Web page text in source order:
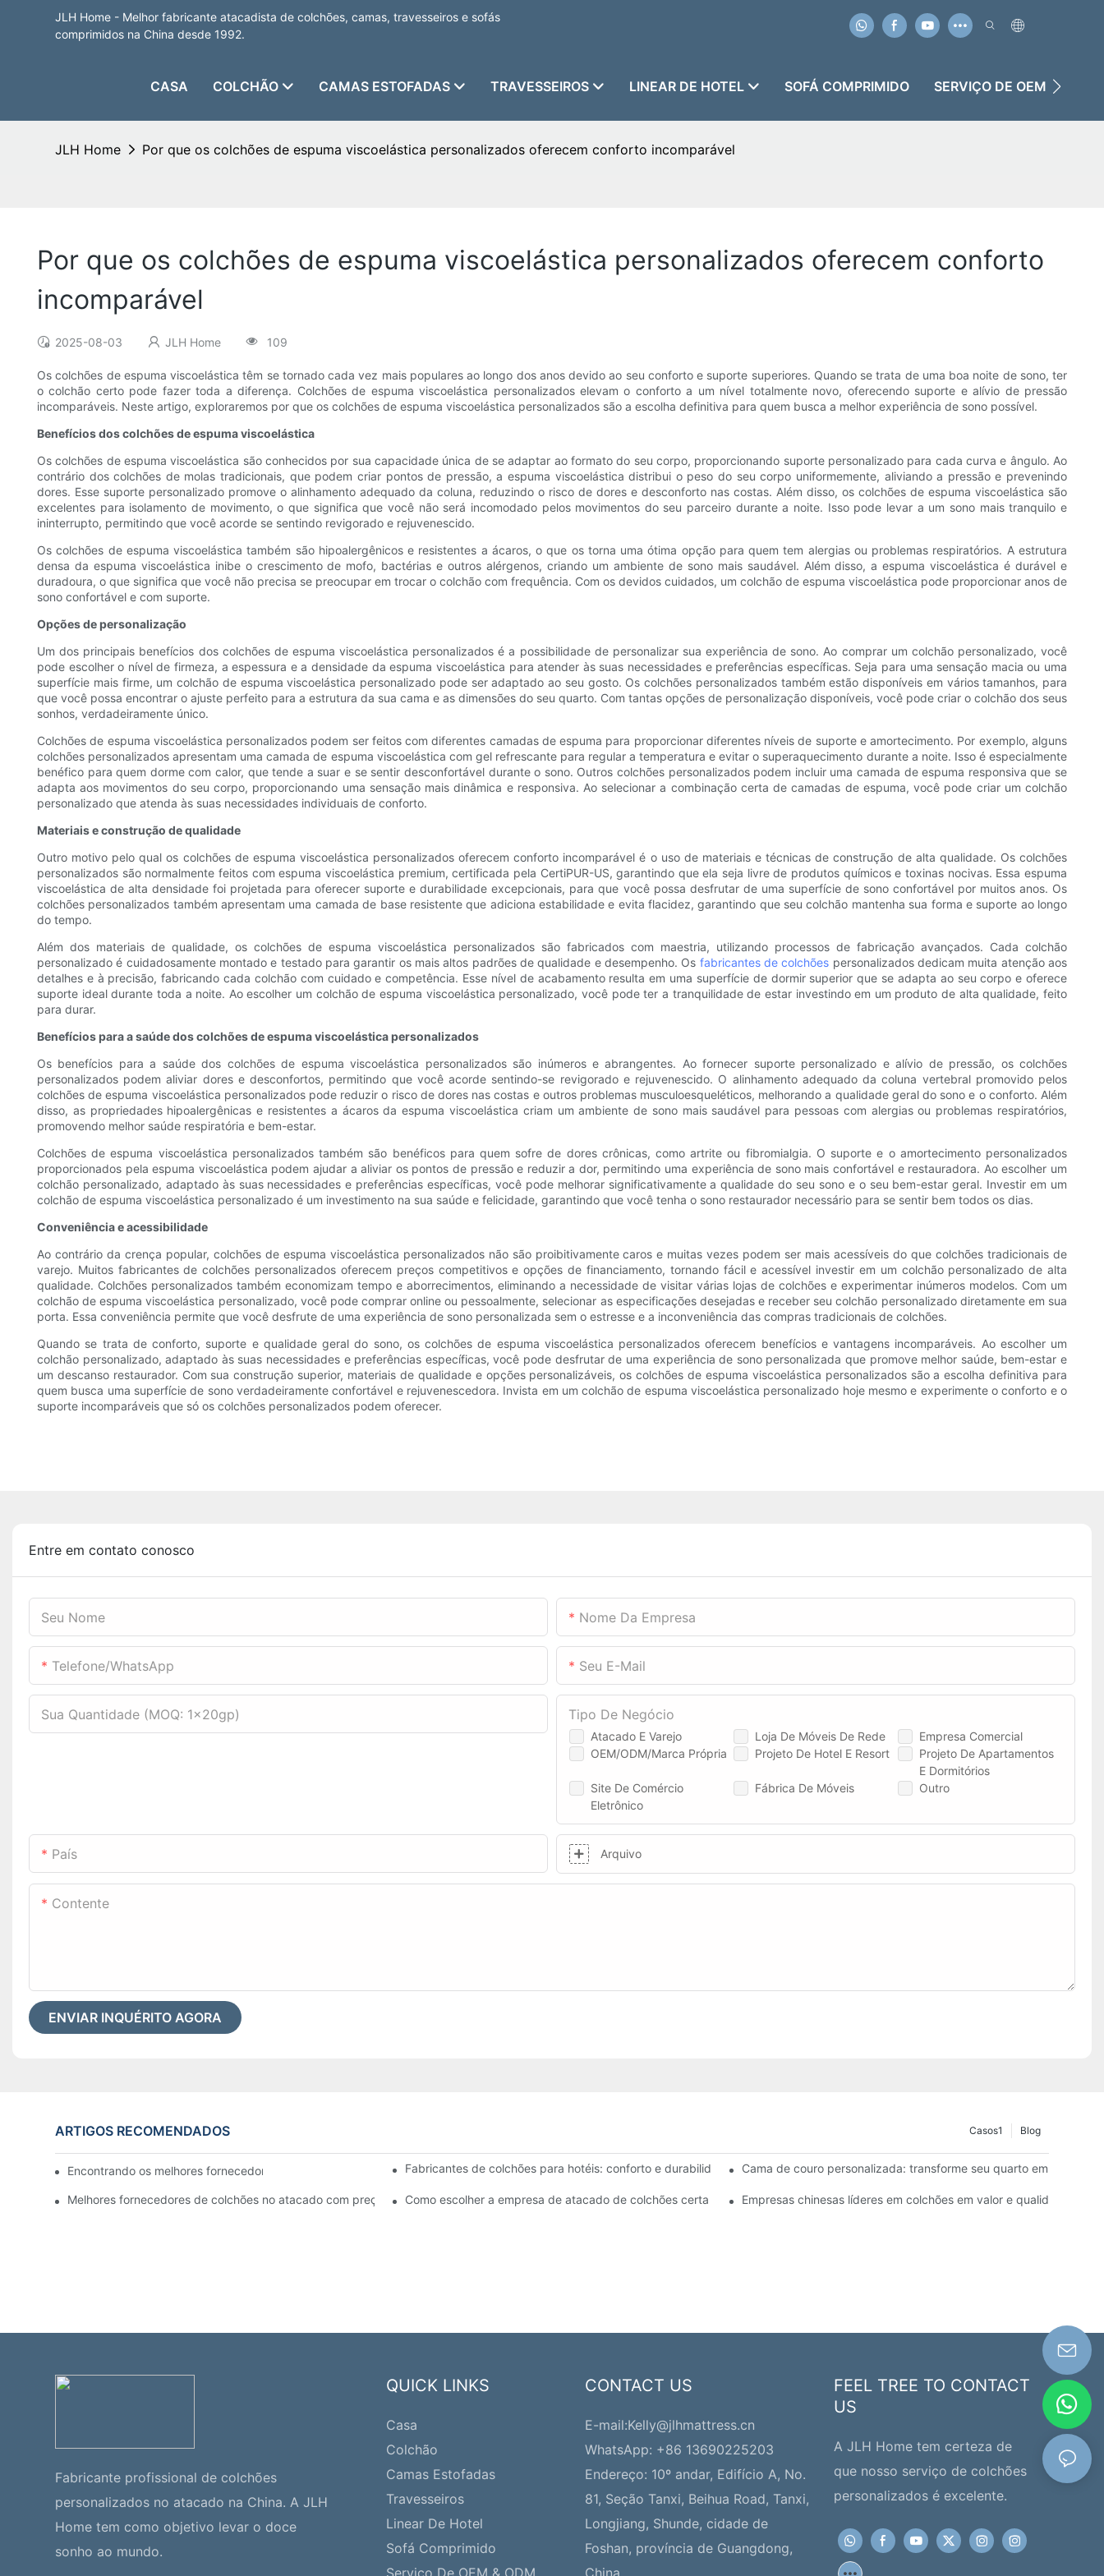
JLH Home - Melhor fabricante atacadista de colchões, camas, travesseiros e sofás
comprimidos na China desde 1992.
CASA COLCHÃO CAMAS ESTOFADAS TRAVESSEIROS LINEAR DE HOTEL SOFÁ COMPRIMIDO SERVIÇO DE OEM & ODM
JLH Home Por que os colchões de espuma viscoelástica personalizados oferecem conforto incomparável
Por que os colchões de espuma viscoelástica personalizados oferecem conforto
incomparável
2025-08-03 JLH Home 109
Os colchões de espuma viscoelástica têm se tornado cada vez mais populares ao longo dos anos devido ao seu conforto e suporte superiores. Quando se trata de uma boa noite de sono, ter
o colchão certo pode fazer toda a diferença. Colchões de espuma viscoelástica personalizados elevam o conforto a um nível totalmente novo, oferecendo suporte e alívio de pressão
incomparáveis. Neste artigo, exploraremos por que os colchões de espuma viscoelástica personalizados são a escolha definitiva para quem busca a melhor experiência de sono possível.
Benefícios dos colchões de espuma viscoelástica
Os colchões de espuma viscoelástica são conhecidos por sua capacidade única de se adaptar ao formato do seu corpo, proporcionando suporte personalizado para cada curva e ângulo. Ao
contrário dos colchões de molas tradicionais, que podem criar pontos de pressão, a espuma viscoelástica distribui o peso do seu corpo uniformemente, aliviando a pressão e prevenindo
dores. Esse suporte personalizado promove o alinhamento adequado da coluna, reduzindo o risco de dores e desconforto nas costas. Além disso, os colchões de espuma viscoelástica são
excelentes para isolamento de movimento, o que significa que você não será incomodado pelos movimentos do seu parceiro durante a noite. Isso pode levar a um sono mais tranquilo e
ininterrupto, permitindo que você acorde se sentindo revigorado e rejuvenescido.
Os colchões de espuma viscoelástica também são hipoalergênicos e resistentes a ácaros, o que os torna uma ótima opção para quem tem alergias ou problemas respiratórios. A estrutura
densa da espuma viscoelástica inibe o crescimento de mofo, bactérias e outros alérgenos, criando um ambiente de sono mais saudável. Além disso, a espuma viscoelástica é durável e
duradoura, o que significa que você não precisa se preocupar em trocar o colchão com frequência. Com os devidos cuidados, um colchão de espuma viscoelástica pode proporcionar anos de
sono confortável e com suporte.
Opções de personalização
Um dos principais benefícios dos colchões de espuma viscoelástica personalizados é a possibilidade de personalizar sua experiência de sono. Ao comprar um colchão personalizado, você
pode escolher o nível de firmeza, a espessura e a densidade da espuma viscoelástica para atender às suas necessidades e preferências específicas. Seja para uma sensação macia ou uma
superfície mais firme, um colchão de espuma viscoelástica personalizado pode ser adaptado ao seu gosto. Os colchões personalizados também estão disponíveis em vários tamanhos, para
que você possa encontrar o ajuste perfeito para a estrutura da sua cama e as dimensões do seu quarto. Com tantas opções de personalização disponíveis, você pode criar o colchão dos seus
sonhos, verdadeiramente único.
Colchões de espuma viscoelástica personalizados podem ser feitos com diferentes camadas de espuma para proporcionar diferentes níveis de suporte e amortecimento. Por exemplo, alguns
colchões personalizados apresentam uma camada de espuma viscoelástica com gel refrescante para regular a temperatura e evitar o superaquecimento durante a noite. Isso é especialmente
benéfico para quem dorme com calor, que tende a suar e se sentir desconfortável durante o sono. Outros colchões personalizados podem incluir uma camada de espuma responsiva que se
adapta aos movimentos do seu corpo, proporcionando uma sensação mais dinâmica e responsiva. Ao selecionar a combinação certa de camadas de espuma, você pode criar um colchão
personalizado que atenda às suas necessidades individuais de conforto.
Materiais e construção de qualidade
Outro motivo pelo qual os colchões de espuma viscoelástica personalizados oferecem conforto incomparável é o uso de materiais e técnicas de construção de alta qualidade. Os colchões
personalizados são normalmente feitos com espuma viscoelástica premium, certificada pela CertiPUR-US, garantindo que ela seja livre de produtos químicos e toxinas nocivas. Essa espuma
viscoelástica de alta densidade foi projetada para oferecer suporte e durabilidade excepcionais, para que você possa desfrutar de uma superfície de sono confortável por muitos anos. Os
colchões personalizados também apresentam uma camada de base resistente que adiciona estabilidade e evita flacidez, garantindo que seu colchão mantenha sua forma e suporte ao longo
do tempo.
Além dos materiais de qualidade, os colchões de espuma viscoelástica personalizados são fabricados com maestria, utilizando processos de fabricação avançados. Cada colchão
personalizado é cuidadosamente montado e testado para garantir os mais altos padrões de qualidade e desempenho. Os fabricantes de colchões personalizados dedicam muita atenção aos
detalhes e à precisão, fabricando cada colchão com cuidado e competência. Esse nível de acabamento resulta em uma superfície de dormir superior que se adapta ao seu corpo e oferece
suporte ideal durante toda a noite. Ao escolher um colchão de espuma viscoelástica personalizado, você pode ter a tranquilidade de estar investindo em um produto de alta qualidade, feito
para durar.
Benefícios para a saúde dos colchões de espuma viscoelástica personalizados
Os benefícios para a saúde dos colchões de espuma viscoelástica personalizados são inúmeros e abrangentes. Ao fornecer suporte personalizado e alívio de pressão, os colchões
personalizados podem aliviar dores e desconfortos, permitindo que você acorde sentindo-se revigorado e rejuvenescido. O alinhamento adequado da coluna vertebral promovido pelos
colchões de espuma viscoelástica personalizados pode reduzir o risco de dores nas costas e outros problemas musculoesqueléticos, melhorando a qualidade geral do sono e o conforto. Além
disso, as propriedades hipoalergênicas e resistentes a ácaros da espuma viscoelástica criam um ambiente de sono mais saudável para pessoas com alergias ou problemas respiratórios,
promovendo melhor saúde respiratória e bem-estar.
Colchões de espuma viscoelástica personalizados também são benéficos para quem sofre de dores crônicas, como artrite ou fibromialgia. O suporte e o amortecimento personalizados
proporcionados pela espuma viscoelástica podem ajudar a aliviar os pontos de pressão e reduzir a dor, permitindo uma experiência de sono mais confortável e restauradora. Ao escolher um
colchão personalizado, adaptado às suas necessidades e preferências específicas, você pode melhorar significativamente a qualidade do seu sono e o seu bem-estar geral. Investir em um
colchão de espuma viscoelástica personalizado é um investimento na sua saúde e felicidade, garantindo que você tenha o sono restaurador necessário para se sentir bem todos os dias.
Conveniência e acessibilidade
Ao contrário da crença popular, colchões de espuma viscoelástica personalizados não são proibitivamente caros e muitas vezes podem ser mais acessíveis do que colchões tradicionais de
varejo. Muitos fabricantes de colchões personalizados oferecem preços competitivos e opções de financiamento, tornando fácil e acessível investir em um colchão personalizado de alta
qualidade. Colchões personalizados também economizam tempo e aborrecimentos, eliminando a necessidade de visitar várias lojas de colchões e experimentar inúmeros modelos. Com um
colchão de espuma viscoelástica personalizado, você pode comprar online ou pessoalmente, selecionar as especificações desejadas e receber seu colchão personalizado diretamente em sua
porta. Essa conveniência permite que você desfrute de uma experiência de sono personalizada sem o estresse e a inconveniência das compras tradicionais de colchões.
Quando se trata de conforto, suporte e qualidade geral do sono, os colchões de espuma viscoelástica personalizados oferecem benefícios e vantagens incomparáveis. Ao escolher um
colchão personalizado, adaptado às suas necessidades e preferências específicas, você pode desfrutar de uma experiência de sono personalizada que promove melhor saúde, bem-estar e
um descanso restaurador. Com sua construção superior, materiais de qualidade e opções personalizáveis, os colchões de espuma viscoelástica personalizados são a escolha definitiva para
quem busca uma superfície de sono verdadeiramente confortável e rejuvenescedora. Invista em um colchão de espuma viscoelástica personalizado hoje mesmo e experimente o conforto e o
suporte incomparáveis ​​que só os colchões personalizados podem oferecer.
Entre em contato conosco
Seu Nome Nome Da Empresa
Telefone/WhatsApp Seu E-Mail
Sua Quantidade (MOQ: 1x20gp)
Atacado E Varejo Loja De Móveis De Rede
Empresa Comercial
OEM/ODM/Marca Própria
Projeto De Hotel E Resort
Projeto De Apartamentos
E Dormitórios
Site De Comércio
Eletrônico
Fábrica De Móveis Outro
Tipo De Negócio
País Arquivo
Contente
ENVIAR INQUÉRITO AGORA
ARTIGOS RECOMENDADOS Blog
Casos1
Encontrando os melhores fornecedores de atacado de camas para sua lojaFabricantes de colchões para hotéis: conforto e durabilidade para hotéisCama de couro personalizada: transforme seu quarto em um
Melhores fornecedores de colchões no atacado com preços competitivosComo escolher a empresa de atacado de colchões certa para o seu negócioEmpresas chinesas líderes em colchões em valor e qualidade
Fabricante profissional de colchões
personalizados no atacado na China. A JLH
Home tem como objetivo levar o doce
sonho ao mundo.
QUICK LINKS
Casa
Colchão
Camas Estofadas
Travesseiros
Linear De Hotel
Sofá Comprimido
Serviço De OEM & ODM
CONTACT US
E-mail:Kelly@jlhmattress.cn
WhatsApp: +86 13690225203
Endereço: 10º andar, Edifício A, No.
81, Seção Tanxi, Beihua Road, Tanxi,
Longjiang, Shunde, cidade de
Foshan, província de Guangdong,
China
FEEL TREE TO CONTACT
US
A JLH Home tem certeza de
que nosso serviço de colchões
personalizados é excelente.